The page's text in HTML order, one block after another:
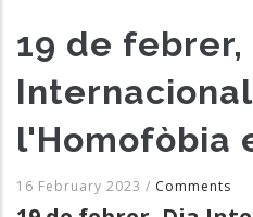
19 de febrer,
l'Homofòbia
16 February 2023 / Comments